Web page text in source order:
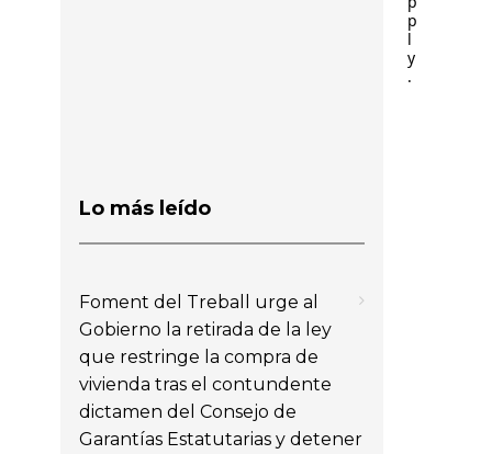
p
l
y
.
Lo más leído
Foment del Treball urge al
Gobierno la retirada de la ley
que restringe la compra de
vivienda tras el contundente
dictamen del Consejo de
Garantías Estatutarias y detener